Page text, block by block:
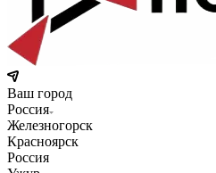
Ваш город
Россия
Железногорск
Красноярск
Россия